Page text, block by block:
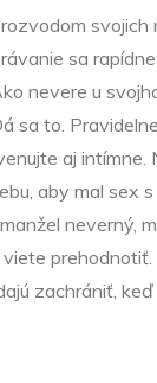
svojich
sa
nevere u
sa to.
aj intímne.
aby mal sex
neverný,
prehodnotiť.
zachrániť,